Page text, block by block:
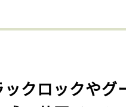
ックロックやグ